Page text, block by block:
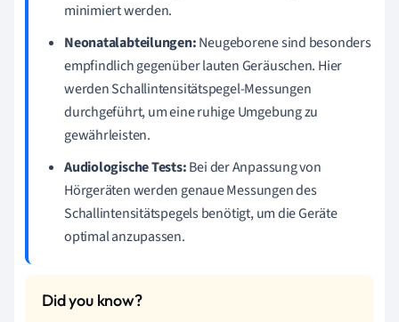
minimiert werden.
Neonatalabteilungen:Neugeborene sind besonders
empfindlich gegenüber lauten Geräuschen. Hier
werden Schallintensitätspegel-Messungen
durchgeführt, um eine ruhige Umgebung zu
gewährleisten.
Audiologische Tests:Bei der Anpassung von
Hörgeräten werden genaue Messungen des
Schallintensitätspegels benötigt, um die Geräte
optimal anzupassen.